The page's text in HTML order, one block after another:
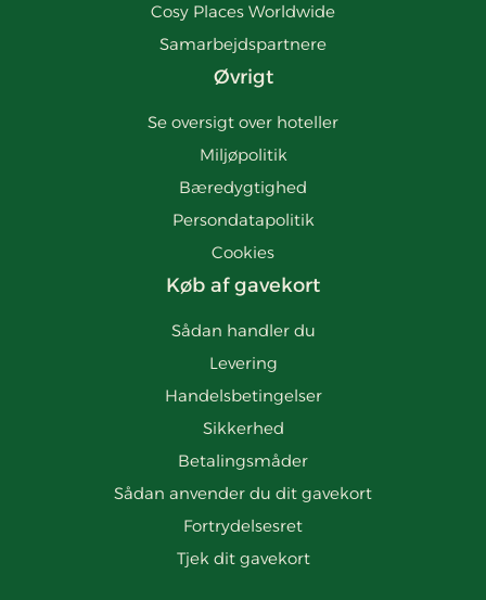
Cosy Places Worldwide
Samarbejdspartnere
Øvrigt
Se oversigt over hoteller
Miljøpolitik
Bæredygtighed
Persondatapolitik
Cookies
Køb af gavekort
Sådan handler du
Levering
Handelsbetingelser
Sikkerhed
Betalingsmåder
Sådan anvender du dit gavekort
Fortrydelsesret
Tjek dit gavekort